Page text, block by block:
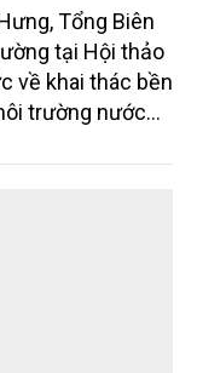
Tổng Biên
tại Hội thảo
về khai thác bền
trường nước
và Môi trường